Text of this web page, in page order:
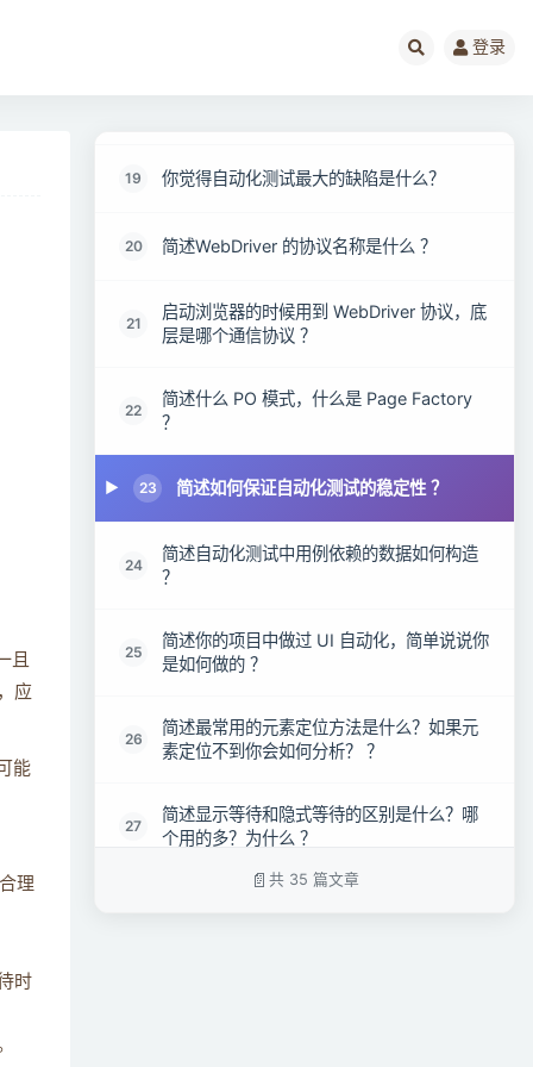
登录
且
，应
能
理
时
19 你觉得自动化测试最大的缺陷是什么？
20 简述WebDriver 的协议名称是什么 ？
21
启动浏览器的时候用到 WebDriver 协议，底
层是哪个通信协议 ？
22
简述什么 PO 模式，什么是 Page Factory
？
23 简述如何保证自动化测试的稳定性 ？
24
简述自动化测试中用例依赖的数据如何构造
？
25
简述你的项目中做过 UI 自动化，简单说说你
是如何做的 ？
26
简述最常用的元素定位方法是什么？如果元
素定位不到你会如何分析？ ？
27
简述显示等待和隐式等待的区别是什么？哪
个用的多？为什么 ？
共 35 篇文章